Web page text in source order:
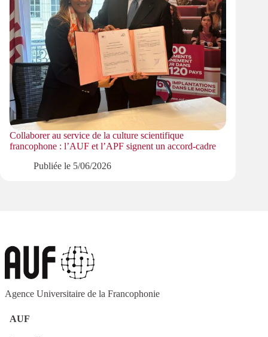
Collaborer au service de la culture scientifique
francophone : l’AUF et l’APF signent un accord-cadre
Publiée le 5/06/2026
Agence Universitaire de la Francophonie
AUF